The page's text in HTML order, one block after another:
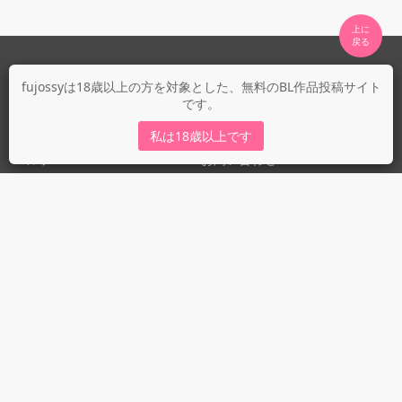
fujossyは18歳以上の方を対象とした、無料のBL作品投稿サイト
です。
私は18歳以上です
上に
fujossyについて
fujossy運営ブログ